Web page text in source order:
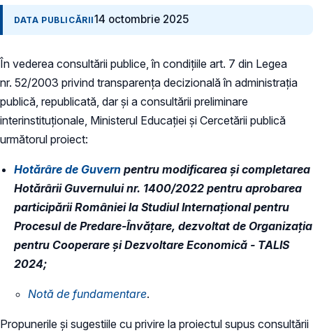
DATA PUBLICĂRII14 octombrie 2025
În vederea consultării publice, în condiţiile art. 7 din Legea
nr. 52/2003 privind transparenţa decizională în administraţia
publică, republicată, dar și a consultării preliminare
interinstituționale, Ministerul Educaţiei și Cercetării publică
următorul proiect:
Hotărâre de Guvern pentru modificarea şi completarea
Hotărârii Guvernului nr. 1400/2022 pentru aprobarea
participării României la Studiul Internațional pentru
Procesul de Predare-Învățare, dezvoltat de Organizația
pentru Cooperare și Dezvoltare Economică - TALIS
2024;
Notă de fundamentare.
Propunerile și sugestiile cu privire la proiectul supus consultării